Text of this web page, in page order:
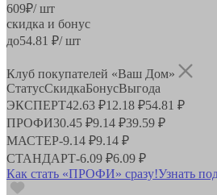
609₽/ шт
скидка и бонус
до54.81 ₽/ шт
Клуб покупателей «Ваш Дом»
СтатусСкидкаБонусВыгода
ЭКСПЕРТ42.63 ₽12.18 ₽54.81 ₽
ПРОФИ30.45 ₽9.14 ₽39.59 ₽
МАСТЕР-9.14 ₽9.14 ₽
СТАНДАРТ-6.09 ₽6.09 ₽
Как стать «ПРОФИ» сразу!Узнать